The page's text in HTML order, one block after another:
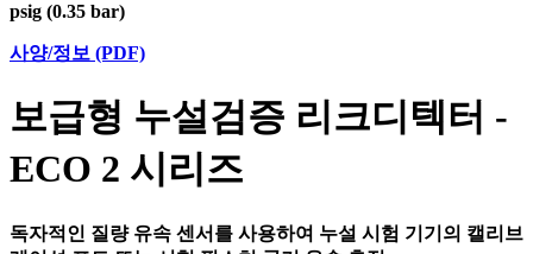
psig (0.35 bar)
사양/정보 (PDF)
보급형 누설검증 리크디텍터 -
ECO 2 시리즈
독자적인 질량 유속 센서를 사용하여 누설 시험 기기의 캘리브